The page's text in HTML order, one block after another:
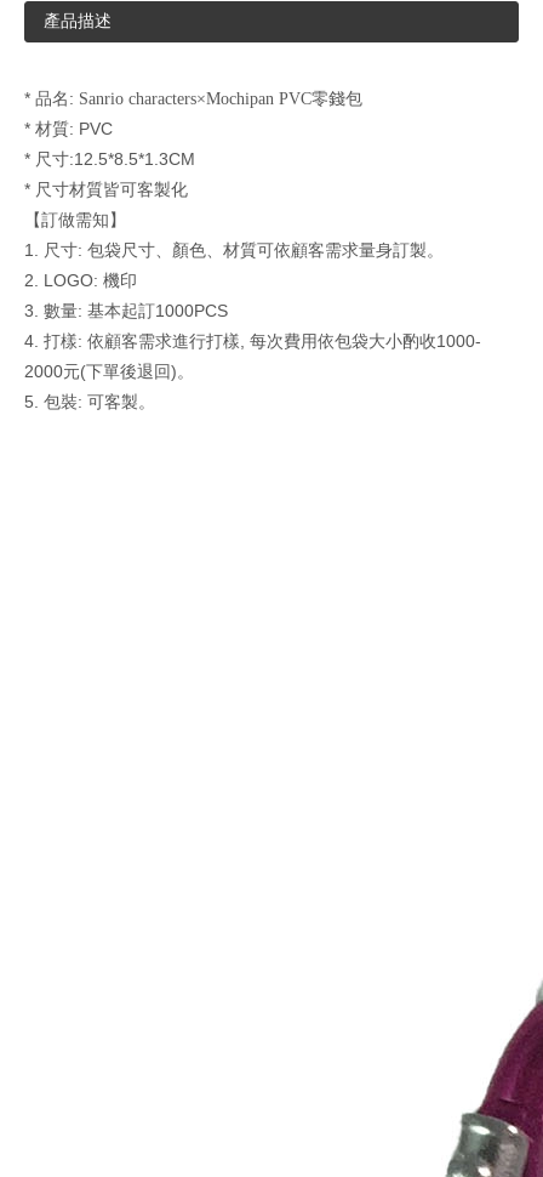
產品描述
* 品名: Sanrio characters×Mochipan PVC零錢包
* 材質: PVC
* 尺寸:12.5*8.5*1.3CM
* 尺寸材質皆可客製化
【訂做需知】
1. 尺寸: 包袋尺寸、顏色、材質可依顧客需求量身訂製。
2. LOGO: 機印
3. 數量: 基本起訂1000PCS
4. 打樣: 依顧客需求進行打樣, 每次費用依包袋大小酌收1000-
2000元(下單後退回)。
5. 包裝: 可客製。